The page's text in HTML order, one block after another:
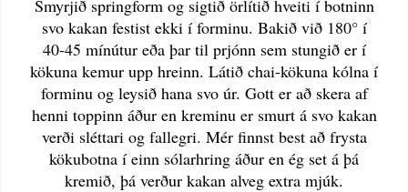
Smyrjið springform og sigtið örlítið hveiti í botninn
svo kakan festist ekki í forminu. Bakið við 180° í
40-45 mínútur eða þar til prjónn sem stungið er í
kökuna kemur upp hreinn. Látið chai-kökuna kólna í
forminu og leysið hana svo úr. Gott er að skera af
henni toppinn áður en kreminu er smurt á svo kakan
verði sléttari og fallegri. Mér finnst best að frysta
kökubotna í einn sólarhring áður en ég set á þá
kremið, þá verður kakan alveg extra mjúk.